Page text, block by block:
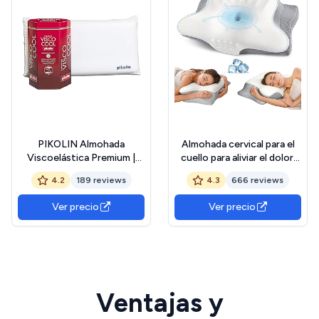
PIKOLIN Almohada
Viscoelástica Premium |
Firmeza Media | 70 cm |
Refrescante Tecnología
Cool Space |
Desenfundable | VISCO
Cool
4.2 189 reviews
Ver precio
Almohada cervical para el
cuello para aliviar el dolor,
almohadas ergonómicas de
espuma viscoelástica para
dormir, almohada
refrescante para dormir de
lado para apoyo del cuello,
4.3 666 reviews
Ver precio
Ventajas y